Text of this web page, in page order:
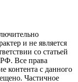
и не является
со статьей
РФ. Все права
контента с данного
Частичное